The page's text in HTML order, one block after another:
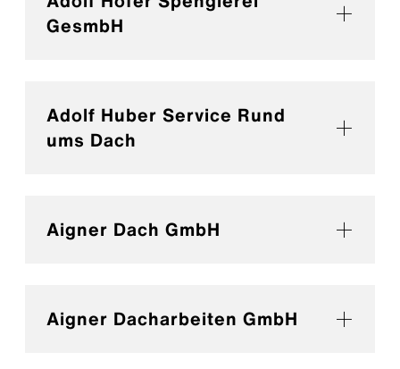
GesmbH
Adolf Huber Service Rund
ums Dach
Aigner Dach GmbH
Aigner Dacharbeiten GmbH